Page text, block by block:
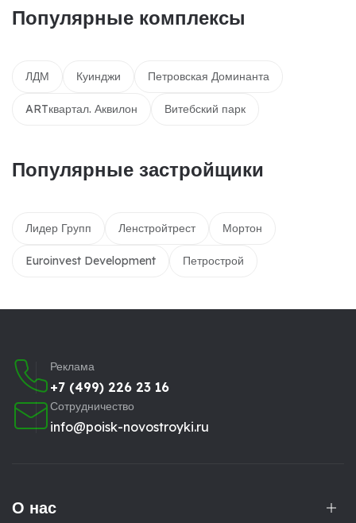
Популярные комплексы
ЛДМ Куинджи Петровская Доминанта
ARTквартал. Аквилон Витебский парк
Популярные застройщики
Лидер Групп Ленстройтрест Мортон
Euroinvest Development Петрострой
Реклама
+7 (499) 226 23 16
Сотрудничество
info@poisk-novostroyki.ru
О нас